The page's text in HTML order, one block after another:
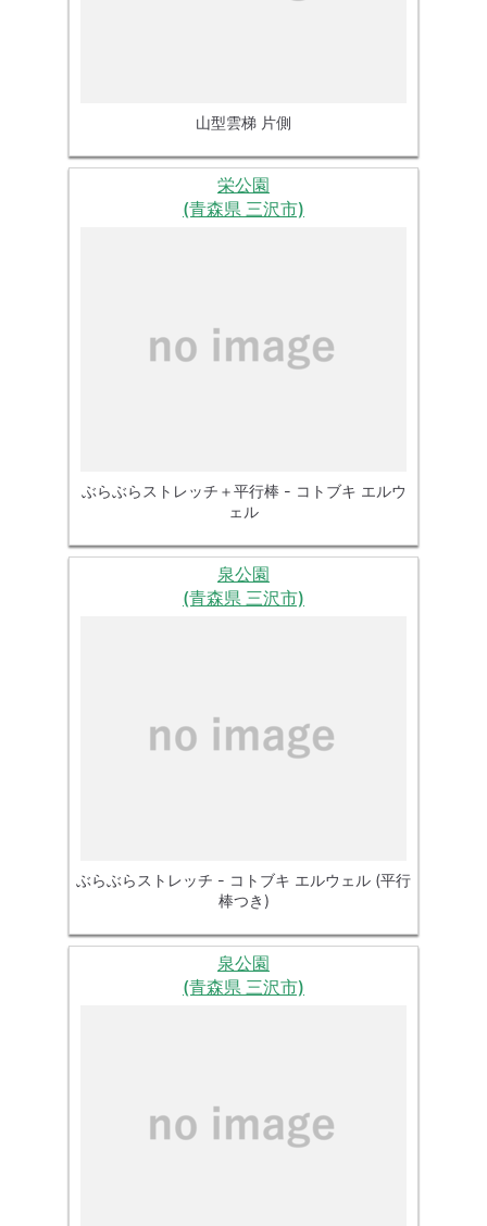
山型雲梯 片側
栄公園
(青森県 三沢市)
ぶらぶらストレッチ＋平行棒 - コトブキ エルウ
ェル
泉公園
(青森県 三沢市)
ぶらぶらストレッチ - コトブキ エルウェル (平行
棒つき)
泉公園
(青森県 三沢市)